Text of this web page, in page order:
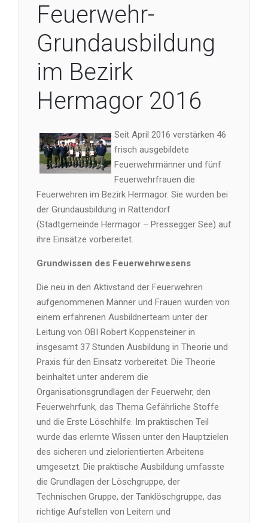
Feuerwehr-
Grundausbildung
im Bezirk
Hermagor 2016
Seit April 2016 verstärken 46
frisch ausgebildete
Feuerwehrmänner und fünf
Feuerwehrfrauen die
Feuerwehren im Bezirk Hermagor. Sie wurden bei
der Grundausbildung in Rattendorf
(Stadtgemeinde Hermagor – Pressegger See) auf
ihre Einsätze vorbereitet.
Grundwissen des Feuerwehrwesens
Die neu in den Aktivstand der Feuerwehren
aufgenommenen Männer und Frauen wurden von
einem erfahrenen Ausbildnerteam unter der
Leitung von OBI Robert Koppensteiner in
insgesamt 37 Stunden Ausbildung in Theorie und
Praxis für den Einsatz vorbereitet. Die Theorie
beinhaltet unter anderem die
Organisationsgrundlagen der Feuerwehr, den
Feuerwehrfunk, das Thema Gefährliche Stoffe
und die Erste Löschhilfe. Im praktischen Teil
wurde das erlernte Wissen unter den Hauptzielen
des sicheren und zielorientierten Arbeitens
umgesetzt. Die praktische Ausbildung umfasste
die Grundlagen der Löschgruppe, der
Technischen Gruppe, der Tanklöschgruppe, das
richtige Aufstellen von Leitern und